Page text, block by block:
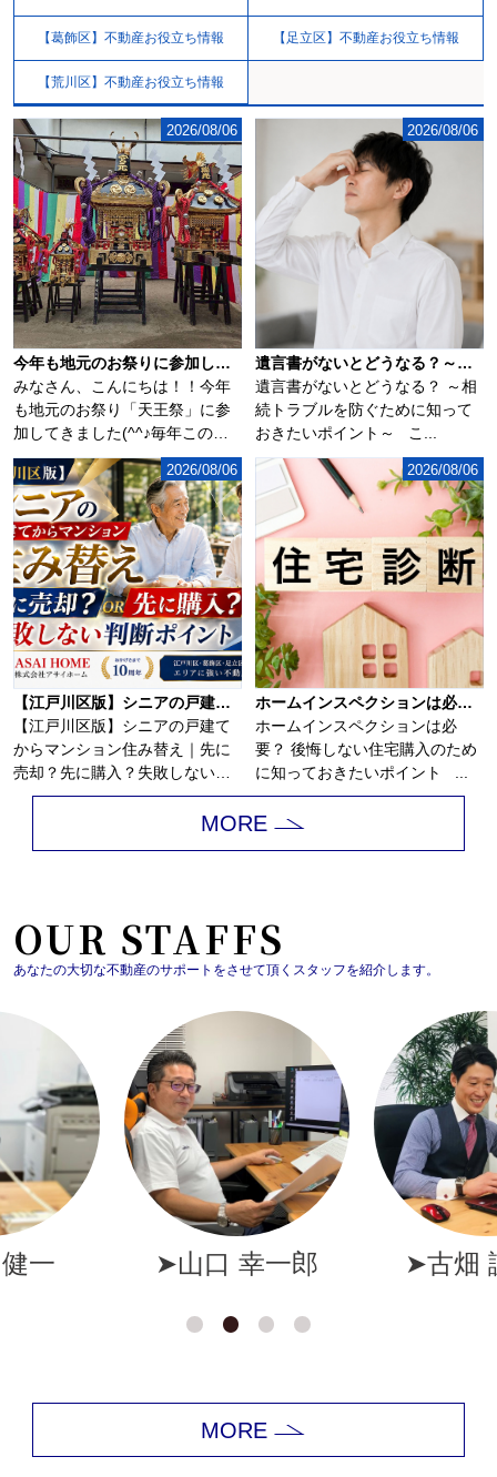
【葛飾区】不動産お役立ち情報 【足立区】不動産お役立ち情報
【荒川区】不動産お役立ち情報
今年も地元のお祭りに参加してきました(^^♪
みなさん、こんにちは！！今年
も地元のお祭り「天王祭」に参
加してきました(^^♪毎年この時
期になるとソ...
2026/08/06
遺言書がないとどうなる？～相続トラブルを防ぐために知っておきたいポイント～
遺言書がないとどうなる？ ～相
続トラブルを防ぐために知って
おきたいポイント～ こ...
2026/08/06
【江戸川区版】シニアの戸建てからマンション住み替え｜先に売却？先に購入？失敗しない判断ポイント！！
【江戸川区版】シニアの戸建て
からマンション住み替え｜先に
売却？先に購入？失敗しない判
断ポイント！戸建...
2026/08/06
ホームインスペクションは必要？
ホームインスペクションは必
要？ 後悔しない住宅購入のため
2026/08/06
MORE
OUR STAFFS
あなたの大切な不動産のサポートをさせて頂くスタッフを紹介します。
郎 ➤古畑 誠一郎 ➤岩井
MORE